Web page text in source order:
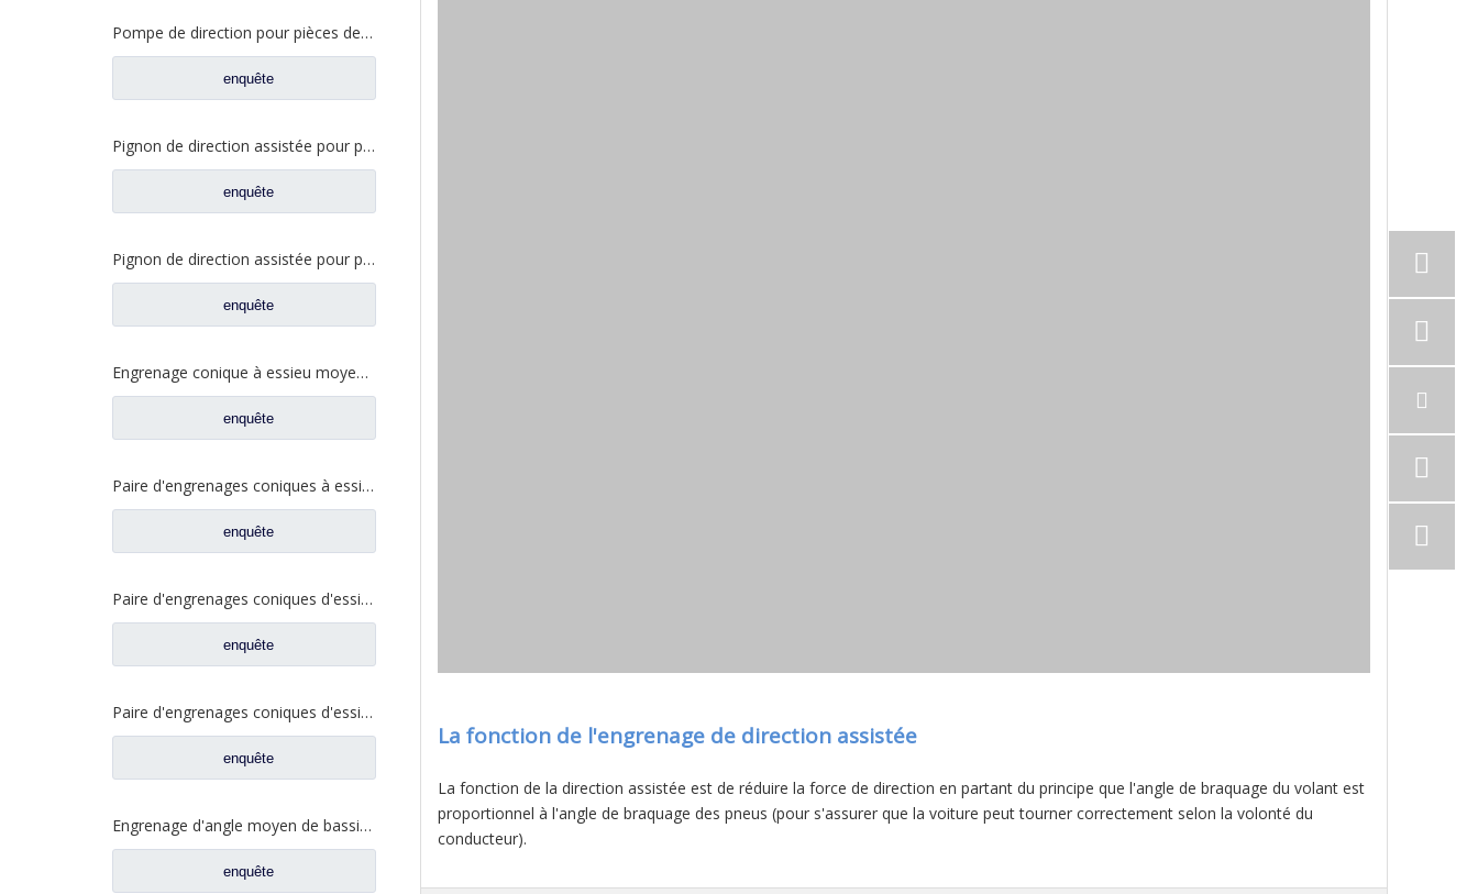
Pompe de direction pour pièces de rechange de camion Sinotruk Howo WG9719470037
enquête
Pignon de direction assistée pour pièces de rechange de camion Shacman Delong F2000 F3000 DZ95259470095
enquête
Pignon de direction assistée pour pièces de rechange de camion Shacman Delong DZ9325470085
enquête
Engrenage conique à essieu moyen 24/29 pour pièces de rechange de camion Ankai & BENZ Foton Auman HFF2502044/45CK2BZ
enquête
Paire d'engrenages coniques à essieu moyen 27/18 pour pièces de rechange de camion Ankai & BENZ Foton Auman HFF2502040/41CK1BZ
enquête
Paire d'engrenages coniques d'essieu arrière 21/28 pour pièces de rechange de camion Ankai & BENZ Foton Auman HFF2402038/39CK1BZ
enquête
Paire d'engrenages coniques d'essieu arrière 18/27 pour pièces de rechange de camion Ankai & BENZ Foton Auman HFF2402040/41CK1BZ
enquête
Engrenage d'angle moyen de bassin de pont pour les pièces de rechange 42104456 de camion de SAIC Hongyan
enquête
La fonction de l'engrenage de direction assistée
La fonction de la direction assistée est de réduire la force de direction en partant du principe que l'angle de braquage du volant est
proportionnel à l'angle de braquage des pneus (pour s'assurer que la voiture peut tourner correctement selon la volonté du
conducteur).